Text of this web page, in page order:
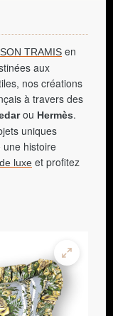
TRAMIS en
aux
nos créations
à travers des
ou Hermès.
uniques
une histoire
luxe et profitez